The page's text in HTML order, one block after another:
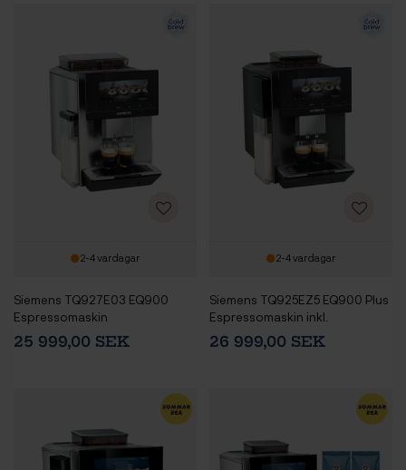
2-4 vardagar
Siemens TQ927E03 EQ900
Espressomaskin
25 999,00 SEK
2-4 vardagar
Siemens TQ925EZ5 EQ900 Plus
Espressomaskin inkl.
AutoCalc'n Clean
26 999,00 SEK